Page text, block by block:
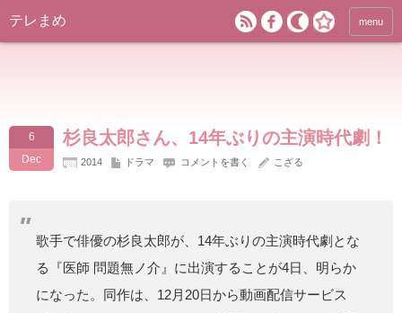
テレまめ menu
6
Dec
杉良太郎さん、14年ぶりの主演時代劇！
2014 ドラマ コメントを書く こざる
歌手で俳優の杉良太郎が、14年ぶりの主演時代劇とな
る『医師 問題無ノ介』に出演することが4日、明らか
になった。同作は、12月20日から動画配信サービス